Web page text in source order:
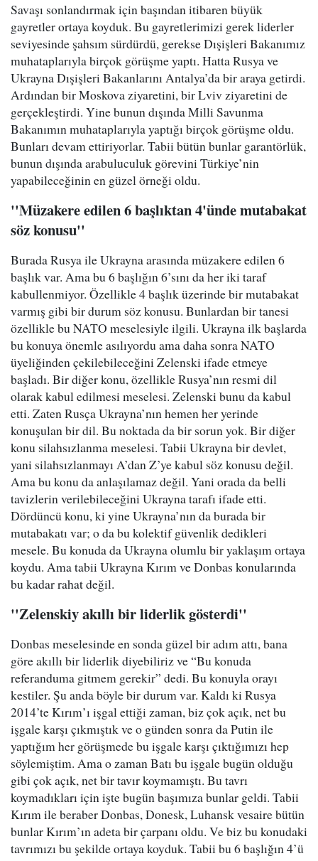
Savaşı sonlandırmak için başından itibaren büyük
gayretler ortaya koyduk. Bu gayretlerimizi gerek liderler
seviyesinde şahsım sürdürdü, gerekse Dışişleri Bakanımız
muhataplarıyla birçok görüşme yaptı. Hatta Rusya ve
Ukrayna Dışişleri Bakanlarını Antalya’da bir araya getirdi.
Ardından bir Moskova ziyaretini, bir Lviv ziyaretini de
gerçekleştirdi. Yine bunun dışında Milli Savunma
Bakanımın muhataplarıyla yaptığı birçok görüşme oldu.
Bunları devam ettiriyorlar. Tabii bütün bunlar garantörlük,
bunun dışında arabuluculuk görevini Türkiye’nin
yapabileceğinin en güzel örneği oldu.
''Müzakere edilen 6 başlıktan 4'ünde mutabakat
söz konusu''
Burada Rusya ile Ukrayna arasında müzakere edilen 6
başlık var. Ama bu 6 başlığın 6’sını da her iki taraf
kabullenmiyor. Özellikle 4 başlık üzerinde bir mutabakat
varmış gibi bir durum söz konusu. Bunlardan bir tanesi
özellikle bu NATO meselesiyle ilgili. Ukrayna ilk başlarda
bu konuya önemle asılıyordu ama daha sonra NATO
üyeliğinden çekilebileceğini Zelenski ifade etmeye
başladı. Bir diğer konu, özellikle Rusya’nın resmi dil
olarak kabul edilmesi meselesi. Zelenski bunu da kabul
etti. Zaten Rusça Ukrayna’nın hemen her yerinde
konuşulan bir dil. Bu noktada da bir sorun yok. Bir diğer
konu silahsızlanma meselesi. Tabii Ukrayna bir devlet,
yani silahsızlanmayı A’dan Z’ye kabul söz konusu değil.
Ama bu konu da anlaşılamaz değil. Yani orada da belli
tavizlerin verilebileceğini Ukrayna tarafı ifade etti.
Dördüncü konu, ki yine Ukrayna’nın da burada bir
mutabakatı var; o da bu kolektif güvenlik dedikleri
mesele. Bu konuda da Ukrayna olumlu bir yaklaşım ortaya
koydu. Ama tabii Ukrayna Kırım ve Donbas konularında
bu kadar rahat değil.
''Zelenskiy akıllı bir liderlik gösterdi''
Donbas meselesinde en sonda güzel bir adım attı, bana
göre akıllı bir liderlik diyebiliriz ve “Bu konuda
referanduma gitmem gerekir” dedi. Bu konuyla orayı
kestiler. Şu anda böyle bir durum var. Kaldı ki Rusya
2014’te Kırım’ı işgal ettiği zaman, biz çok açık, net bu
işgale karşı çıkmıştık ve o günden sonra da Putin ile
yaptığım her görüşmede bu işgale karşı çıktığımızı hep
söylemiştim. Ama o zaman Batı bu işgale bugün olduğu
gibi çok açık, net bir tavır koymamıştı. Bu tavrı
koymadıkları için işte bugün başımıza bunlar geldi. Tabii
Kırım ile beraber Donbas, Donesk, Luhansk vesaire bütün
bunlar Kırım’ın adeta bir çarpanı oldu. Ve biz bu konudaki
tavrımızı bu şekilde ortaya koyduk. Tabii bu 6 başlığın 4’ü